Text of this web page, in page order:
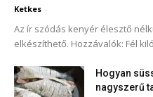
Ketkes -
Az ír szódás kenyér élesztő
elkészíthető. Hozzávalók: Fél
Hogyan
nagyszerű